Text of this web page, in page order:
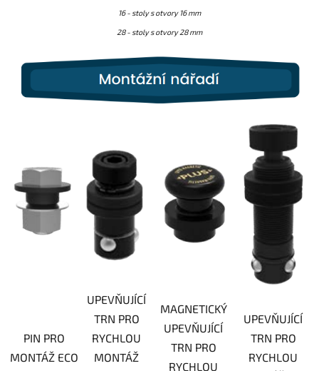
16 - stoly s otvory 16 mm
28 - stoly s otvory 28 mm
PIN PRO
MONTÁŽ ECO
UPEVŇUJÍCÍ
TRN PRO
RYCHLOU
MONTÁŽ
MAGNETICKÝ
UPEVŇUJÍCÍ
TRN PRO
RYCHLOU
UPEVŇUJÍCÍ
TRN PRO
RYCHLOU